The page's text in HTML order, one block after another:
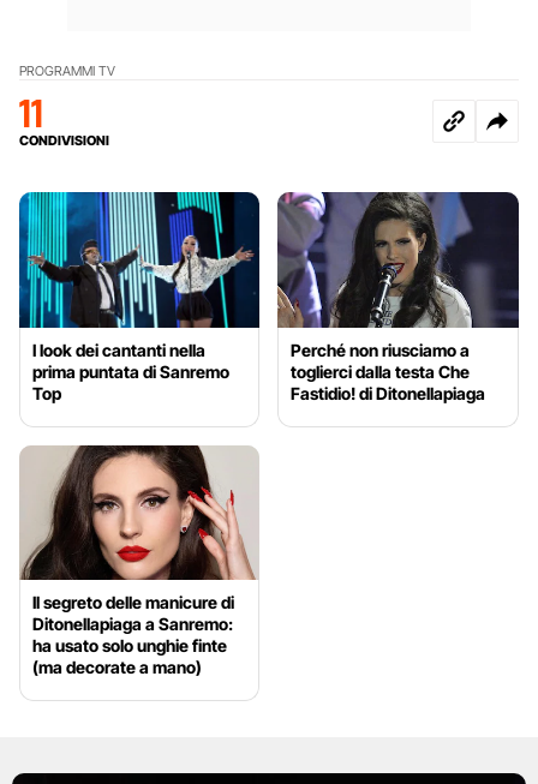
PROGRAMMI TV
11
CONDIVISIONI
I look dei cantanti nella
prima puntata di Sanremo
Top
Perché non riusciamo a
toglierci dalla testa Che
Fastidio! di Ditonellapiaga
Il segreto delle manicure di
Ditonellapiaga a Sanremo:
ha usato solo unghie finte
(ma decorate a mano)